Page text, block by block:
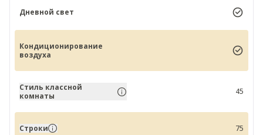
Дневной свет
Кондиционирование
воздуха
Стиль классной
комнаты
45
Строки 75